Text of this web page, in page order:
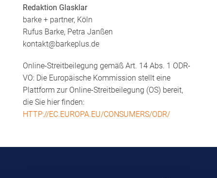
Redaktion Glasklar
barke + partner, Köln
Rufus Barke, Petra Janßen
kontakt@barkeplus.de
Online-Streitbeilegung gemäß Art. 14 Abs. 1 ODR-
VO: Die Europäische Kommission stellt eine
Plattform zur Online-Streitbeilegung (OS) bereit,
die Sie hier finden:
HTTP://EC.EUROPA.EU/CONSUMERS/ODR/